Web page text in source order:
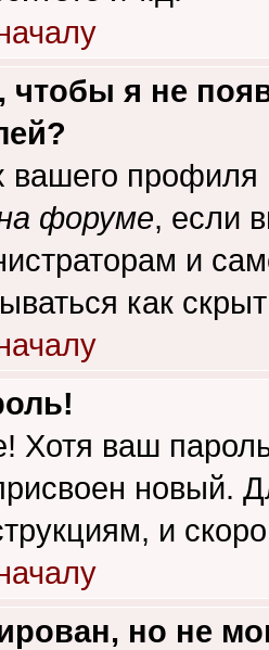
чтобы я не
вашего
форуме, если
и
как
Хотя ваш
новый.
и
но не